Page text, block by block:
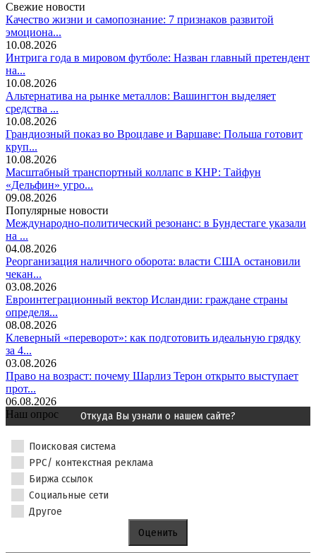
Свежие новости
Качество жизни и самопознание: 7 признаков развитой
эмоциона...
10.08.2026
Интрига года в мировом футболе: Назван главный претендент
на...
10.08.2026
Альтернатива на рынке металлов: Вашингтон выделяет
средства ...
10.08.2026
Грандиозный показ во Вроцлаве и Варшаве: Польша готовит
круп...
10.08.2026
Масштабный транспортный коллапс в КНР: Тайфун
«Дельфин» угро...
09.08.2026
Популярные новости
Международно-политический резонанс: в Бундестаге указали
на ...
04.08.2026
Реорганизация наличного оборота: власти США остановили
чекан...
03.08.2026
Евроинтеграционный вектор Исландии: граждане страны
определя...
08.08.2026
Клеверный «переворот»: как подготовить идеальную грядку
за 4...
03.08.2026
Право на возраст: почему Шарлиз Терон открыто выступает
прот...
06.08.2026
Наш опрос
Откуда Вы узнали о нашем сайте?
Поисковая система
PPC/ контекстная реклама
Биржа ссылок
Социальные сети
Другое